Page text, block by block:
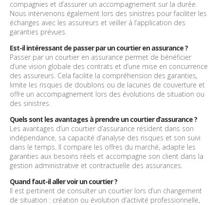
compagnies et d’assurer un accompagnement sur la durée.
Nous intervenons également lors des sinistres pour faciliter les
échanges avec les assureurs et veiller à l’application des
garanties prévues.
Est-il intéressant de passer par un courtier en assurance ?
Passer par un courtier en assurance permet de bénéficier
d’une vision globale des contrats et d’une mise en concurrence
des assureurs. Cela facilite la compréhension des garanties,
limite les risques de doublons ou de lacunes de couverture et
offre un accompagnement lors des évolutions de situation ou
des sinistres.
Quels sont les avantages à prendre un courtier d’assurance ?
Les avantages d’un courtier d’assurance résident dans son
indépendance, sa capacité d’analyse des risques et son suivi
dans le temps. Il compare les offres du marché, adapte les
garanties aux besoins réels et accompagne son client dans la
gestion administrative et contractuelle des assurances.
Quand faut-il aller voir un courtier ?
Il est pertinent de consulter un courtier lors d’un changement
de situation : création ou évolution d’activité professionnelle,